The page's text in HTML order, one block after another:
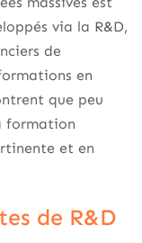
via la R&D,
de
en
que peu
formation
et en
de R&D